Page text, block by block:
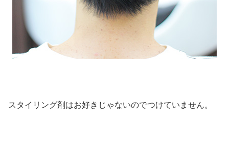
スタイリング剤はお好きじゃないのでつけていません。